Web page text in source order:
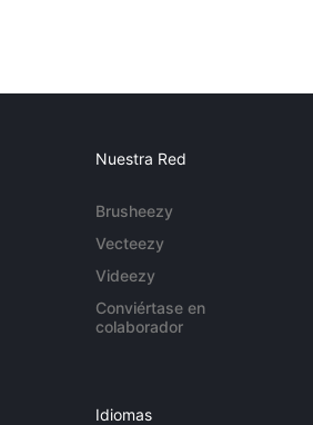
Nuestra Red
Brusheezy
Vecteezy
Videezy
Conviértase en
colaborador
Idiomas